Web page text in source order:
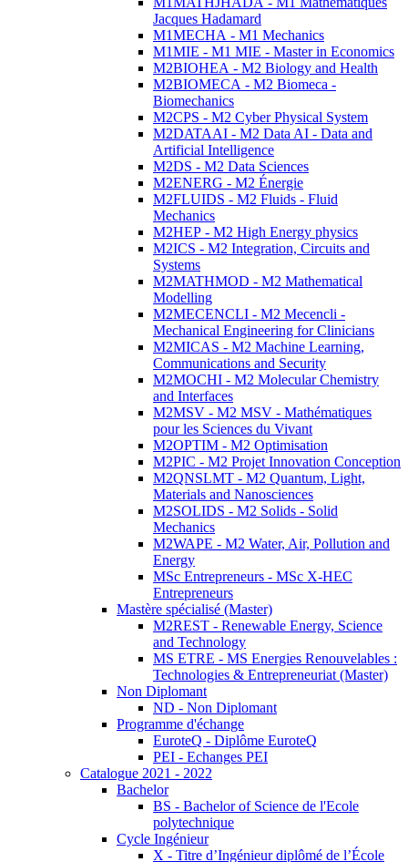
Jacques Hadamard
M1MECHA - M1 Mechanics
M1MIE - M1 MIE - Master in Economics
M2BIOHEA - M2 Biology and Health
M2BIOMECA - M2 Biomeca -
Biomechanics
M2CPS - M2 Cyber Physical System
M2DATAAI - M2 Data AI - Data and
Artificial Intelligence
M2DS - M2 Data Sciences
M2ENERG - M2 Énergie
M2FLUIDS - M2 Fluids - Fluid
Mechanics
M2HEP - M2 High Energy physics
M2ICS - M2 Integration, Circuits and
Systems
M2MATHMOD - M2 Mathematical
Modelling
M2MECENCLI - M2 Mecencli -
Mechanical Engineering for Clinicians
M2MICAS - M2 Machine Learning,
Communications and Security
M2MOCHI - M2 Molecular Chemistry
and Interfaces
M2MSV - M2 MSV - Mathématiques
pour les Sciences du Vivant
M2OPTIM - M2 Optimisation
M2PIC - M2 Projet Innovation Conception
M2QNSLMT - M2 Quantum, Light,
Materials and Nanosciences
M2SOLIDS - M2 Solids - Solid
Mechanics
M2WAPE - M2 Water, Air, Pollution and
Energy
MSc Entrepreneurs - MSc X-HEC
Entrepreneurs
Mastère spécialisé (Master)
M2REST - Renewable Energy, Science
and Technology
MS ETRE - MS Energies Renouvelables :
Technologies & Entrepreneuriat (Master)
Non Diplomant
ND - Non Diplomant
Programme d'échange
EuroteQ - Diplôme EuroteQ
PEI - Echanges PEI
Catalogue 2021 - 2022
Bachelor
BS - Bachelor of Science de l'Ecole
polytechnique
Cycle Ingénieur
X - Titre d’Ingénieur diplômé de l’École